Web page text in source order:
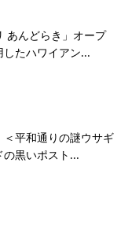
あんどらき」オープ
たハワイアン...
＜平和通りの謎ウサギ
の黒いポスト...